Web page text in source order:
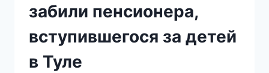
забили пенсионера,
вступившегося за детей
в Туле